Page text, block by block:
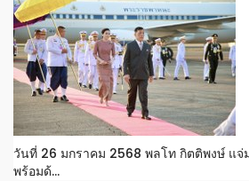
วันที่ 26 มกราคม 2568 พลโท กิตติพงษ์ แ
พร้อมด้...